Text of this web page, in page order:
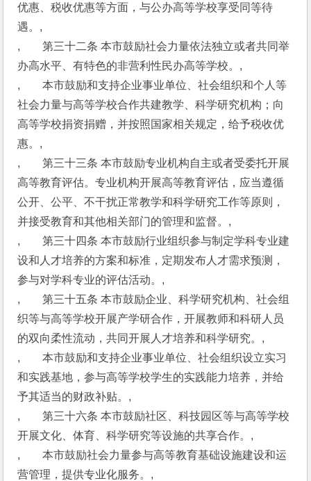
优惠、税收优惠等方面，与公办高等学校享受同等待
遇。,
,　　第三十二条 本市鼓励社会力量依法独立或者共同举
办高水平、有特色的非营利性民办高等学校。,
,　　本市鼓励和支持企业事业单位、社会组织和个人等
社会力量与高等学校合作共建教学、科学研究机构；向
高等学校捐资捐赠，并按照国家相关规定，给予税收优
惠。,
,　　第三十三条 本市鼓励专业机构自主或者受委托开展
高等教育评估。专业机构开展高等教育评估，应当遵循
公开、公平、不干扰正常教学和科学研究工作等原则，
并接受教育和其他相关部门的管理和监督。,
,　　第三十四条 本市鼓励行业组织参与制定学科专业建
设和人才培养的方案和标准，定期发布人才需求预测，
参与对学科专业的评估活动。,
,　　第三十五条 本市鼓励企业、科学研究机构、社会组
织等与高等学校开展产学研合作，开展教师和科研人员
的双向柔性流动，共同开展人才培养和科学研究。,
,　　本市鼓励和支持企业事业单位、社会组织设立实习
和实践基地，参与高等学校学生的实践能力培养，并给
予其适当的财政补贴。,
,　　第三十六条 本市鼓励社区、科技园区等与高等学校
开展文化、体育、科学研究等设施的共享合作。,
,　　本市鼓励社会力量参与高等教育基础设施建设和运
营管理，提供专业化服务。,